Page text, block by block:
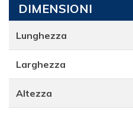
DIMENSIONI
Lunghezza
Larghezza
Altezza